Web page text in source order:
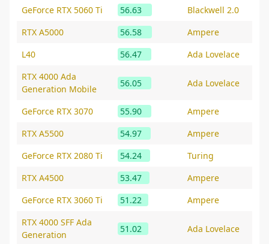
GeForce RTX 5060 Ti
56.63
Blackwell 2.0
RTX A5000
56.58
Ampere
L40
56.47
Ada Lovelace
RTX 4000 Ada
Generation Mobile
56.05 Ada Lovelace
GeForce RTX 3070 55.90
Ampere
RTX A5500
54.97
Ampere
GeForce RTX 2080 Ti
54.24
Turing
RTX A4500
53.47
Ampere
GeForce RTX 3060 Ti
51.22
Ampere
RTX 4000 SFF Ada
Generation
51.02 Ada Lovelace